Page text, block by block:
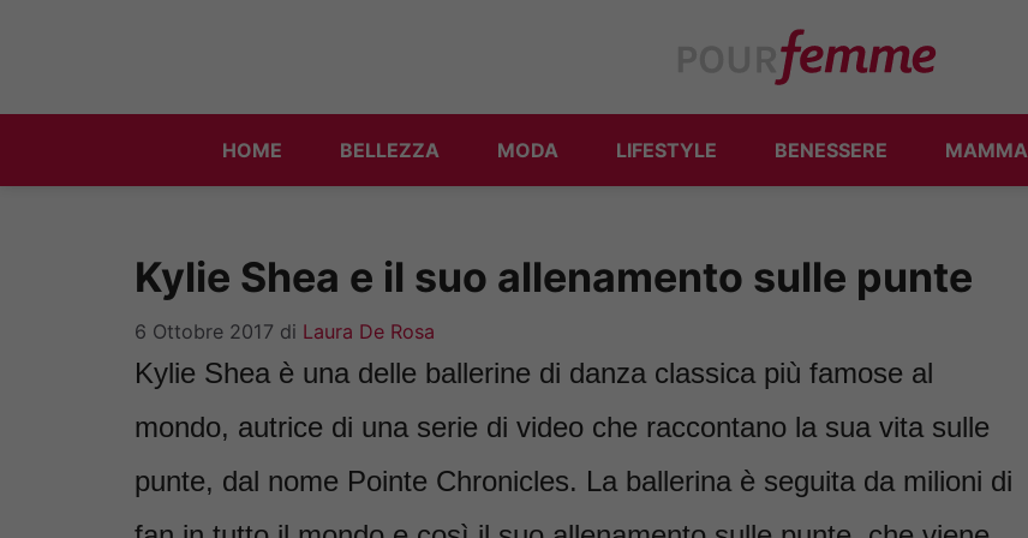
HOME BELLEZZA MODA LIFESTYLE BENESSERE MAMMA
Kylie Shea e il suo allenamento sulle punte
6 Ottobre 2017 di Laura De Rosa
Kylie Shea è una delle ballerine di danza classica più famose al
mondo, autrice di una serie di video che raccontano la sua vita sulle
punte, dal nome Pointe Chronicles. La ballerina è seguita da milioni di